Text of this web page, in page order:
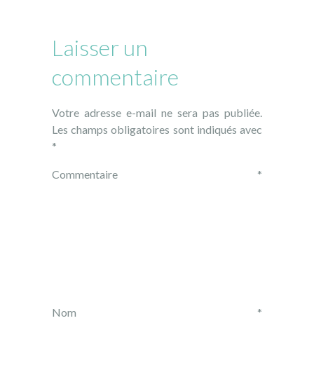
Laisser un
commentaire
Votre adresse e-mail ne sera pas publiée.
Les champs obligatoires sont indiqués avec
*
Commentaire *
Nom *